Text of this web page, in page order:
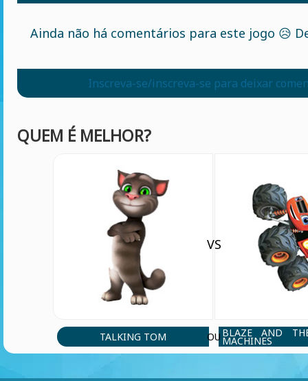
Ainda não há comentários para este jogo 😥
Inscreva-se/inscreva-se para deixar
QUEM É MELHOR?
TALKING TOM
VS
OU BLAZE AND
MACHINES